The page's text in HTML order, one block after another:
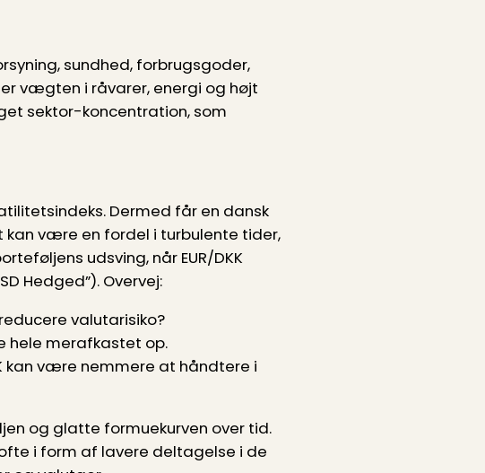
sundhed, forbrugsgoder,
vægten i råvarer, energi og højt
sektor-koncentration, som
Dermed får en dansk
kan være en fordel i turbulente tider,
udsving, når EUR/DKK
Hedged”). Overvej:
valutarisiko?
hele merafkastet op.
kan være nemmere at håndtere i
og glatte formuekurven over tid.
i form af lavere deltagelse i de